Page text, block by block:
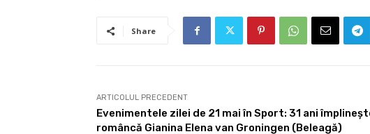
Share
ARTICOLUL PRECEDENT
Evenimentele zilei de 21 mai în Sport: 31 ani
româncă Gianina Elena van Groningen (Beleagă)